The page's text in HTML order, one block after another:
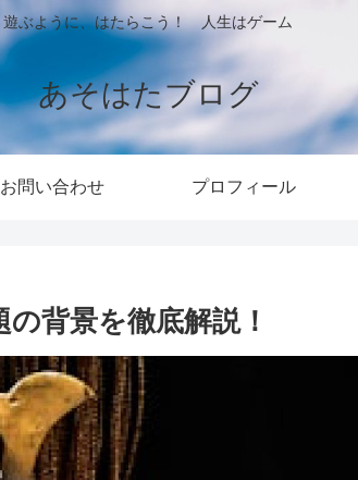
遊ぶように、はたらこう！ 人生はゲーム
あそはたブログ
お問い合わせ プロフィール
背景を徹底解説！